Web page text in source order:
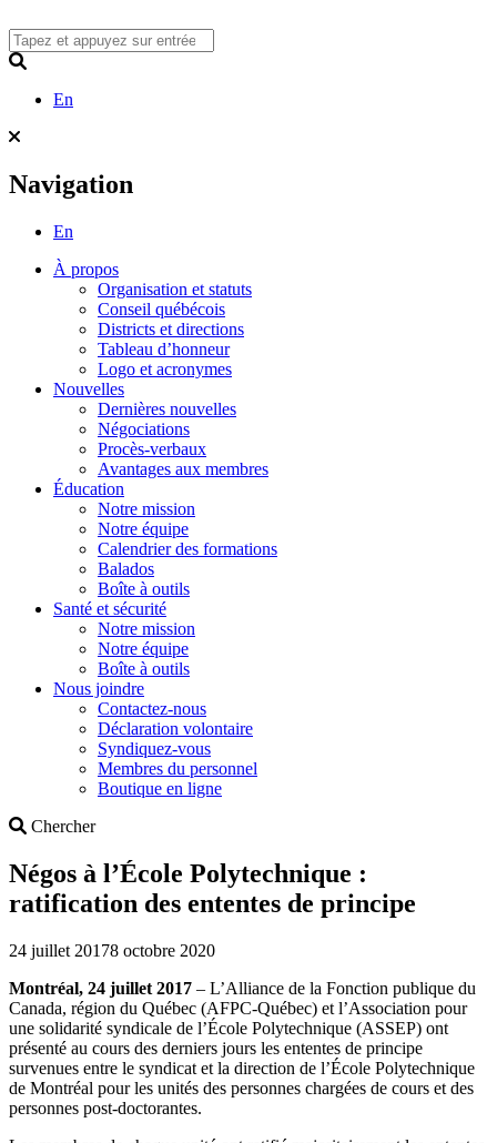
to
content
En
Navigation
En
À propos
Organisation et statuts
Conseil québécois
Districts et directions
Tableau d’honneur
Logo et acronymes
Nouvelles
Dernières nouvelles
Négociations
Procès-verbaux
Avantages aux membres
Éducation
Notre mission
Notre équipe
Calendrier des formations
Balados
Boîte à outils
Santé et sécurité
Notre mission
Notre équipe
Boîte à outils
Nous joindre
Contactez-nous
Déclaration volontaire
Syndiquez-vous
Membres du personnel
Boutique en ligne
ChercherSearch
Négos à l’École Polytechnique :
ratification des ententes de principe
24 juillet 20178 octobre 2020
Montréal, 24 juillet 2017 – L’Alliance de la Fonction publique du
Canada, région du Québec (AFPC-Québec) et l’Association pour
une solidarité syndicale de l’École Polytechnique (ASSEP) ont
présenté au cours des derniers jours les ententes de principe
survenues entre le syndicat et la direction de l’École Polytechnique
de Montréal pour les unités des personnes chargées de cours et des
personnes post-doctorantes.